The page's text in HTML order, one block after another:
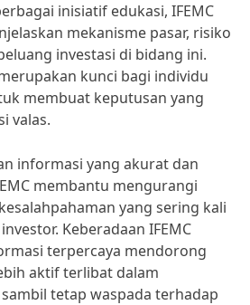
inisiatif edukasi, IFEMC
mekanisme pasar, risiko
investasi di bidang ini.
kunci bagi individu
membuat keputusan yang
valas.
informasi yang akurat dan
membantu mengurangi
yang sering kali
Keberadaan IFEMC
terpercaya mendorong
aktif terlibat dalam
tetap waspada terhadap